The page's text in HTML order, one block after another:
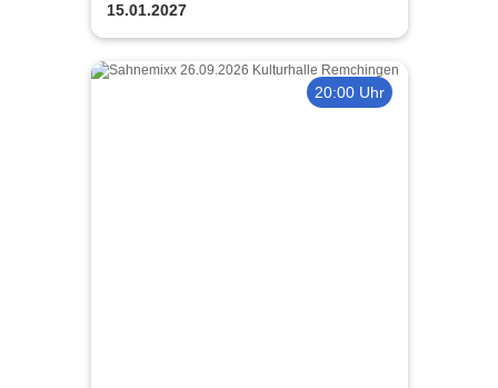
15.01.2027
20:00 Uhr